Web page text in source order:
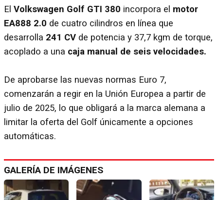
El Volkswagen Golf GTI 380 incorpora el motor
EA888 2.0 de cuatro cilindros en línea que
desarrolla 241 CV de potencia y 37,7 kgm de torque,
acoplado a una caja manual de seis velocidades.
De aprobarse las nuevas normas Euro 7,
comenzarán a regir en la Unión Europea a partir de
julio de 2025, lo que obligará a la marca alemana a
limitar la oferta del Golf únicamente a opciones
automáticas.
GALERÍA DE IMÁGENES